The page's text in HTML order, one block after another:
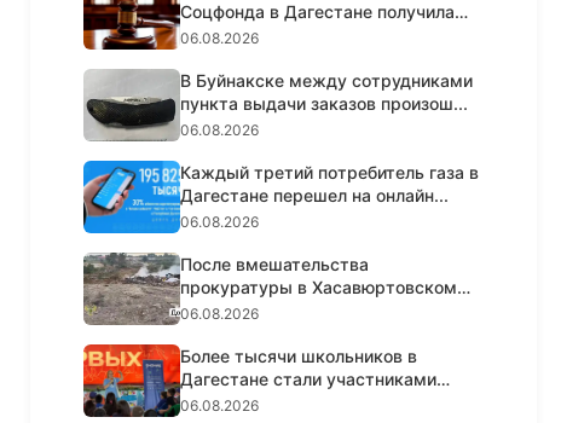
Соцфонда в Дагестане получила
срок з...
06.08.2026
В Буйнакске между сотрудниками
пункта выдачи заказов произош...
06.08.2026
Каждый третий потребитель газа в
Дагестане перешел на онлайн...
06.08.2026
После вмешательства
прокуратуры в Хасавюртовском
районе ликв...
06.08.2026
Более тысячи школьников в
Дагестане стали участниками
просве...
06.08.2026